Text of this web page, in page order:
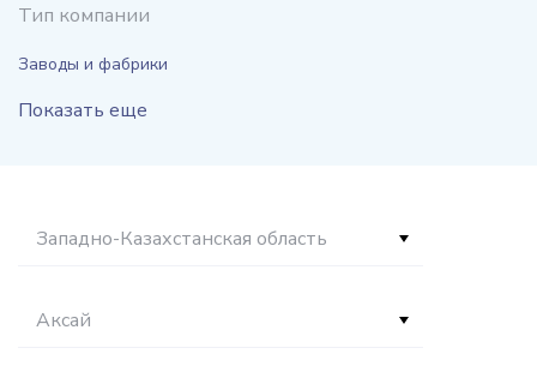
Тип компании
Заводы и фабрики
Показать еще
Западно-Казахстанская область
Аксай